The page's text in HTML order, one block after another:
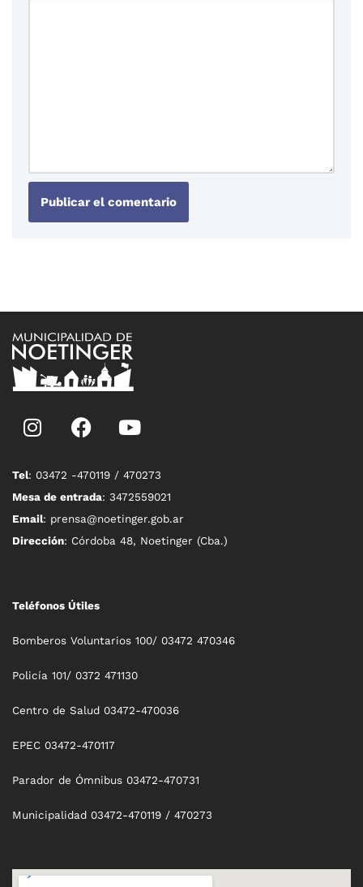
Tel: 03472 -470119 / 470273
Mesa de entrada: 3472559021
Email: prensa@noetinger.gob.ar
Dirección: Córdoba 48, Noetinger (Cba.)
Teléfonos Útiles
Bomberos Voluntarios 100/ 03472 470346
Policía 101/ 0372 471130
Centro de Salud 03472-470036
EPEC 03472-470117
Parador de Ómnibus 03472-470731
Municipalidad 03472-470119 / 470273